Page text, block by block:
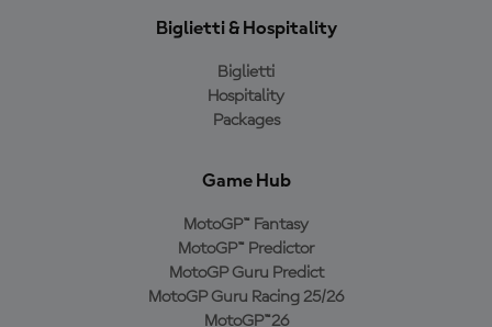
Biglietti & Hospitality
Biglietti
Hospitality
Packages
Game Hub
MotoGP™ Fantasy
MotoGP™ Predictor
MotoGP Guru Predict
MotoGP Guru Racing 25/26
MotoGP™26